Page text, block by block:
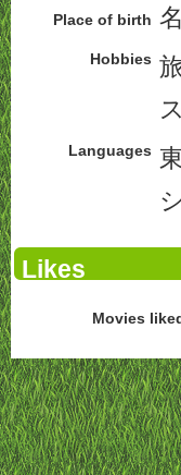
Place of birth
Hobbies
Languages
Likes
Movies